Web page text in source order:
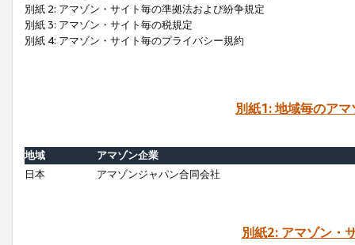
別紙 2: アマゾン・サイト毎の準拠法および紛争規定
別紙 3: アマゾン・サイト毎の税規定
別紙 4: アマゾン・サイト毎のプライバシー規約
別紙1: 地域毎のア
地域
アマゾン企業
日本
アマゾンジャパン合同会社
別紙2: アマゾン・